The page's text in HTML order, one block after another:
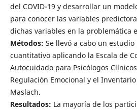
del COVID-19 y desarrollar un
para conocer las variables
dichas variables en la problemática
Métodos: Se llevó a cabo un
cuantitativo aplicando la Escala de
Autocuidado para Psicólogos
Regulación Emocional y el
Maslach.
Resultados: La mayoría de los